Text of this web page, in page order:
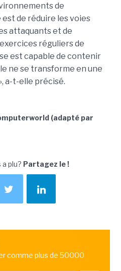
de
de réduire les voies
attaquants et de
réguliers de
est capable de contenir
ne se transforme en une
a-t-elle précisé.
(adapté par
plu? Partagez le !
comme plus de 50000